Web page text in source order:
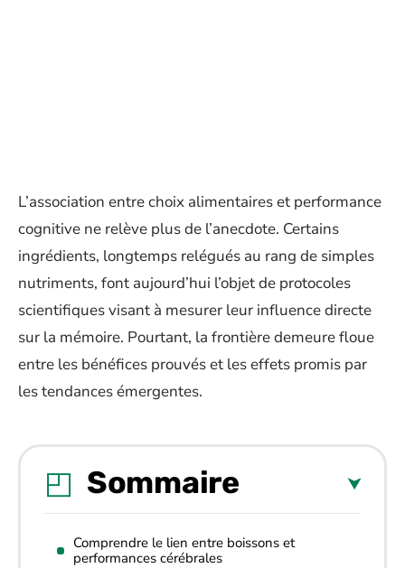
L’association entre choix alimentaires et performance
cognitive ne relève plus de l’anecdote. Certains
ingrédients, longtemps relégués au rang de simples
nutriments, font aujourd’hui l’objet de protocoles
scientifiques visant à mesurer leur influence directe
sur la mémoire. Pourtant, la frontière demeure floue
entre les bénéfices prouvés et les effets promis par
les tendances émergentes.
Sommaire
Comprendre le lien entre boissons et
performances cérébrales